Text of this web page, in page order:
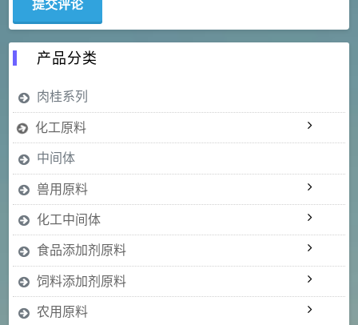
产品分类
肉桂系列
化工原料
中间体
兽用原料
化工中间体
食品添加剂原料
饲料添加剂原料
农用原料